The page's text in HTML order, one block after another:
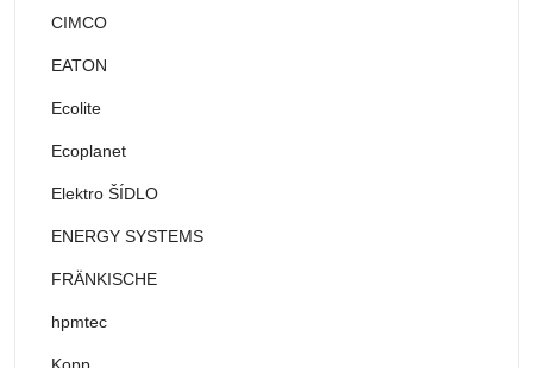
CIMCO
EATON
Ecolite
Ecoplanet
Elektro ŠÍDLO
ENERGY SYSTEMS
FRÄNKISCHE
hpmtec